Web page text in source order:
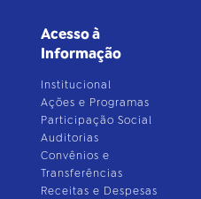
Acesso à
Informação
Institucional
Ações e Programas
Participação Social
Auditorias
Convênios e
Transferências
Receitas e Despesas